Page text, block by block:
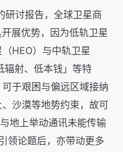
研讨报告，全球卫星商
展优势，因为低轨卫星
HEO）与中轨卫星
辐射、低本钱」等特
于艰困与偏远区域接纳
沙漠等地势约束，故可
地上举动通讯未能传输
领论题后，亦带动更多